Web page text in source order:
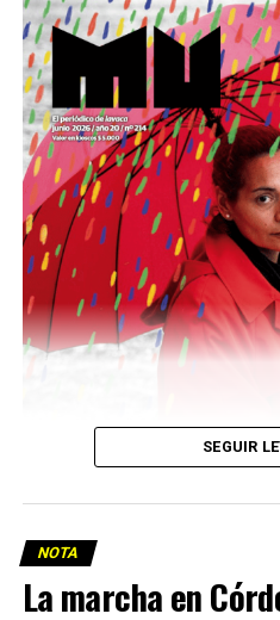
Este número 215 de MU
podría ser una frase:
Sin
Descargar la Mu en PDF
SEGUIR
NOTA
La marcha en